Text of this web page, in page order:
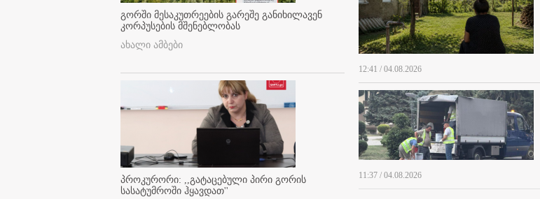
გორში მესაკუთრეების გარეშე განიხილავენ
კორპუსების მშენებლობას
ახალი ამბები
პროკურორი: ,,გატაცებული პირი გორის
სასატუმროში ჰყავდათ''
12:41 / 04.08.2026
11:37 / 04.08.2026